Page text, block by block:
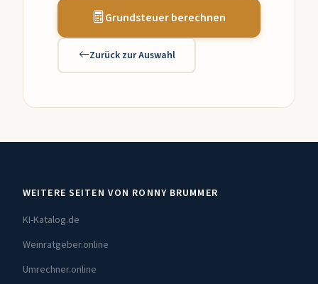
Grundsteuer berechnen
Zurück zur Auswahl
WEITERE SEITEN VON RONNY BRUMMER
KI-Katalog.de
Weinratgeber.online
Umrechner.online